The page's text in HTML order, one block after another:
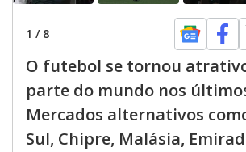
1 / 8
O futebol se tornou
parte do mundo nos
Mercados alternativos
Sul, Chipre, Malásia,